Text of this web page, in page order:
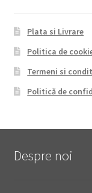
Plata si Livrare
Politica de
Termeni si
Politică de
Despre noi